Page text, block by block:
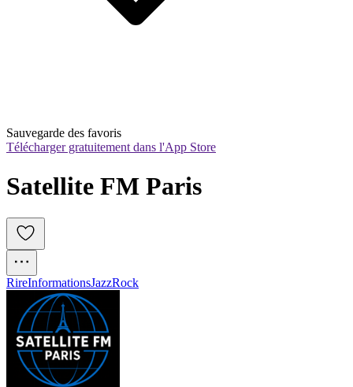
Sauvegarde des favoris
Télécharger gratuitement dans l'App Store
Satellite FM Paris
RireInformationsJazzRock